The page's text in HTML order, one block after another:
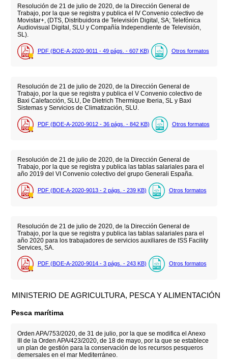
Resolución de 21 de julio de 2020, de la Dirección General de
Trabajo, por la que se registra y publica el IV Convenio colectivo de
Movistar+, (DTS, Distribuidora de Televisión Digital, SA; Telefónica
Audiovisual Digital, SLU y Compañía Independiente de Televisión,
SL).
PDF (BOE-A-2020-9011 - 49 págs. - 607 KB) Otros formatos
Resolución de 21 de julio de 2020, de la Dirección General de
Trabajo, por la que se registra y publica el V Convenio colectivo de
Baxi Calefacción, SLU, De Dietrich Thermique Iberia, SL y Baxi
Sistemas y Servicios de Climatización, SLU.
PDF (BOE-A-2020-9012 - 36 págs. - 842 KB) Otros formatos
Resolución de 21 de julio de 2020, de la Dirección General de
Trabajo, por la que se registra y publica las tablas salariales para el
año 2019 del VI Convenio colectivo del grupo Generali España.
PDF (BOE-A-2020-9013 - 2 págs. - 239 KB) Otros formatos
Resolución de 21 de julio de 2020, de la Dirección General de
Trabajo, por la que se registra y publica las tablas salariales para el
año 2020 para los trabajadores de servicios auxiliares de ISS Facility
Services, SA.
PDF (BOE-A-2020-9014 - 3 págs. - 243 KB) Otros formatos
MINISTERIO DE AGRICULTURA, PESCA Y ALIMENTACIÓN
Pesca marítima
Orden APA/753/2020, de 31 de julio, por la que se modifica el Anexo
III de la Orden APA/423/2020, de 18 de mayo, por la que se establece
un plan de gestión para la conservación de los recursos pesqueros
demersales en el mar Mediterráneo.